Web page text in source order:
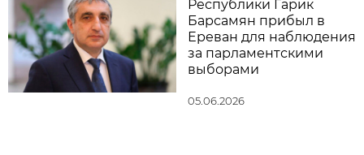
Республики Гарик
Барсамян прибыл в
Ереван для наблюдения
за парламентскими
выборами
05.06.2026